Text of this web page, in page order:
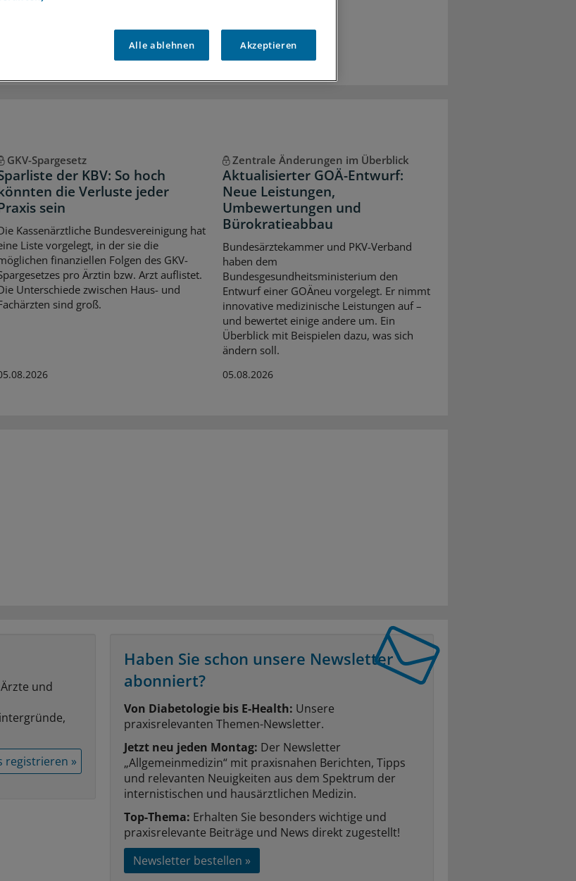
GKV-Spargesetz
der KBV: So hoch
die Verluste jeder
sein
Kassenärztliche Bundesvereinigung hat
Liste vorgelegt, in der sie die
finanziellen Folgen des GKV-
pro Ärztin bzw. Arzt auflistet.
Unterschiede zwischen Haus- und
sind groß.
Zentrale Änderungen im Überblick
Aktualisierter GOÄ-Entwurf:
Neue Leistungen,
Umbewertungen und
Bürokratieabbau
Bundesärztekammer und PKV-Verband
haben dem
Bundesgesundheitsministerium den
Entwurf einer GOÄneu vorgelegt. Er nimmt
innovative medizinische Leistungen auf –
und bewertet einige andere um. Ein
Überblick mit Beispielen dazu, was sich
ändern soll.
05.08.2026
und
registrieren »
Haben Sie schon unsere Newsletter
abonniert?
Von Diabetologie bis E-Health: Unsere
praxisrelevanten Themen-Newsletter.
Jetzt neu jeden Montag: Der Newsletter
„Allgemeinmedizin“ mit praxisnahen Berichten, Tipps
und relevanten Neuigkeiten aus dem Spektrum der
internistischen und hausärztlichen Medizin.
Top-Thema: Erhalten Sie besonders wichtige und
praxisrelevante Beiträge und News direkt zugestellt!
Newsletter bestellen »
Alle ablehnen Akzeptieren